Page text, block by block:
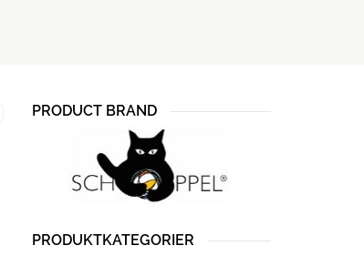
PRODUCT BRAND
PRODUKTKATEGORIER